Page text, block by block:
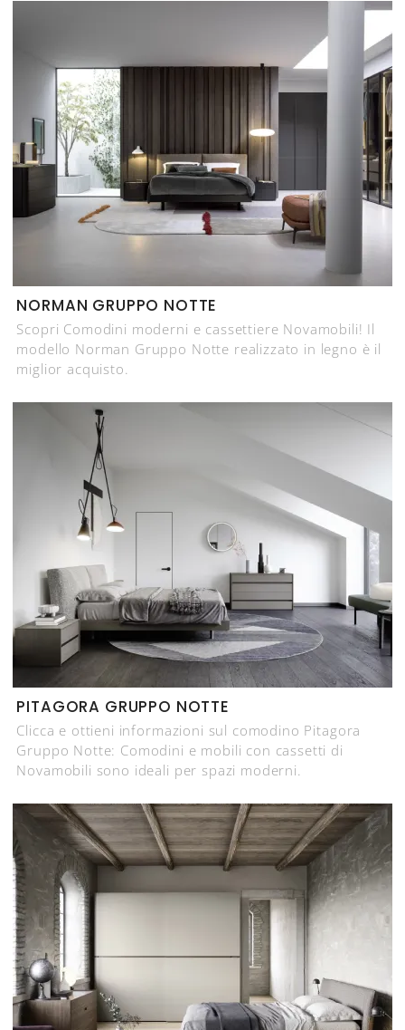
NORMAN GRUPPO NOTTE
Scopri Comodini moderni e cassettiere Novamobili! Il
modello Norman Gruppo Notte realizzato in legno è il
miglior acquisto.
PITAGORA GRUPPO NOTTE
Clicca e ottieni informazioni sul comodino Pitagora
Gruppo Notte: Comodini e mobili con cassetti di
Novamobili sono ideali per spazi moderni.